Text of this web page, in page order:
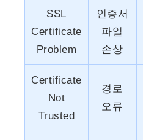
SSL
Certificate
Problem
인증서
파일
손상
Certificate
Not
Trusted
경로
오류